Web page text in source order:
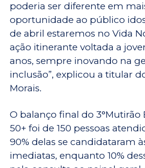
poderia ser diferente em
oportunidade ao público
de abril estaremos no Vida
ação itinerante voltada a
anos, sempre inovando na
inclusão”, explicou a titular
Morais.
O balanço final do 3°Mutirão
50+ foi de 150 pessoas
90% delas se candidataram
imediatas, enquanto 10%